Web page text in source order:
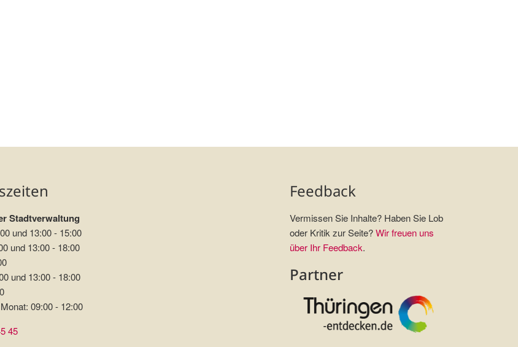
Stadtverwaltung
und 13:00 - 15:00
und 13:00 - 18:00
und 13:00 - 18:00
09:00 - 12:00
45
Feedback
Vermissen Sie Inhalte? Haben Sie Lob
oder Kritik zur Seite?Wir freuen uns
über Ihr Feedback.
Partner